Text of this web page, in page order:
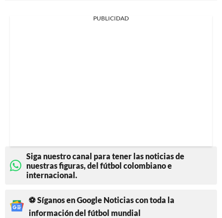
PUBLICIDAD
Siga nuestro canal para tener las noticias de
nuestras figuras, del fútbol colombiano e
internacional.
⚽ Síganos en Google Noticias con toda la
información del fútbol mundial